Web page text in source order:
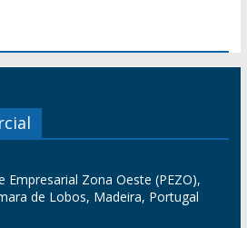
Empresarial Zona Oeste (PEZO),
de Lobos, Madeira, Portugal